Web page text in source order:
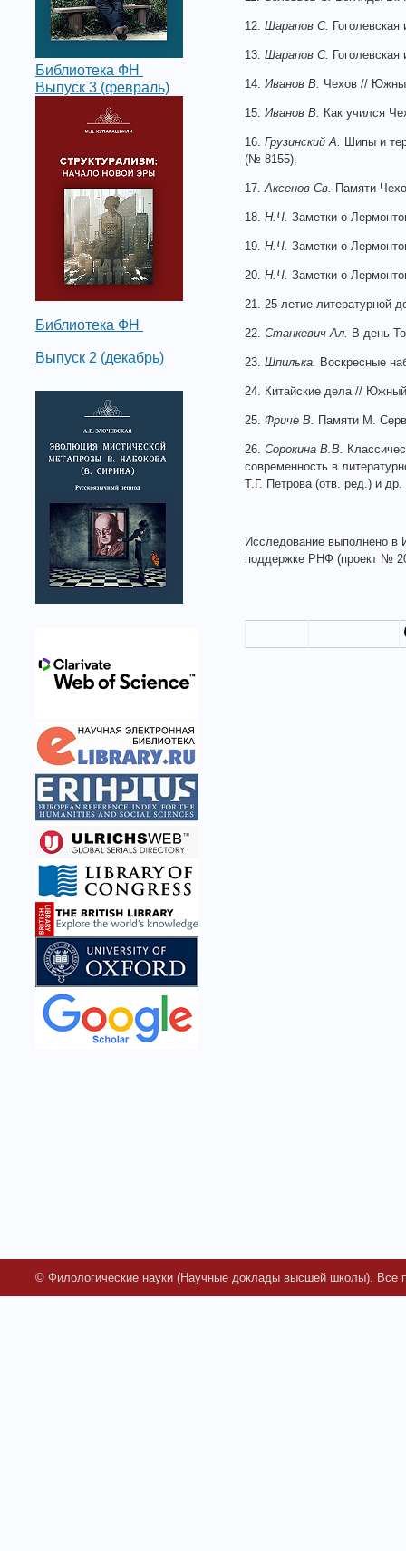
Библиотека ФН
Выпуск 3 (февраль)
Библиотека ФН
Выпуск 2 (декабрь)
12. Шарапов С.
13. Шарапов С.
14. Иванов В. Чехов //
15. Иванов В. Как учился
16. Грузинский А. Шипы и
(№ 8155).
17.Аксенов Св. Памяти
18. Н.Ч. Заметки о
19. Н.Ч. Заметки о
20. Н.Ч. Заметки о
21. 25-летие литературной
22. Станкевич Ал. В день
23. Шпилька. Воскресные
24. Китайские дела //
25. Фриче В. Памяти М.
26. Сорокина В.В.
современность в
Т.Г. Петрова (отв. ред.) и
Исследование выполнено в
поддержке РНФ (проект №
© Филологические науки (Научные доклады высшей школы). Все